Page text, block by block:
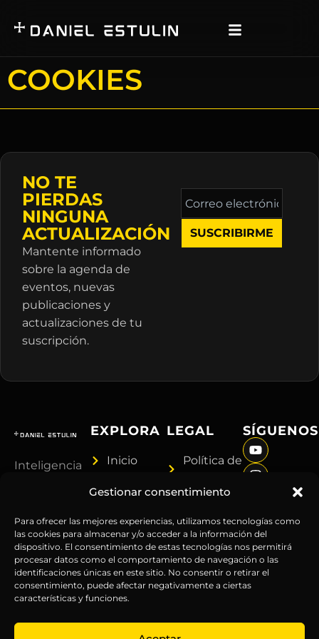
Gestionar consentimiento
Para ofrecer las mejores experiencias, utilizamos tecnologías como
las cookies para almacenar y/o acceder a la información del
dispositivo. El consentimiento de estas tecnologías nos permitirá
procesar datos como el comportamiento de navegación o las
identificaciones únicas en este sitio. No consentir o retirar el
consentimiento, puede afectar negativamente a ciertas
características y funciones.
COOKIES
NO TE
PIERDAS
NINGUNA
ACTUALIZACIÓN
Mantente informado
sobre la agenda de
eventos, nuevas
publicaciones y
actualizaciones de tu
suscripción.
Correo
electrónico
*
Inteligencia
Anticipándonos
a los
acontecimientos
globales
desde
de 25
EXPLORA
Inicio
Daniel
Suscripciones
Webinars
Contacto
LEGAL
Política de
Términos y
Aviso
Legal
Advertencia
Financiera
de
SÍGUENOS